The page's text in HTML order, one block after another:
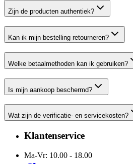
Zijn de producten authentiek?
Kan ik mijn bestelling retourneren?
Welke betaalmethoden kan ik gebruiken?
Is mijn aankoop beschermd?
Wat zijn de verificatie- en servicekosten?
Klantenservice
Ma-Vr: 10.00 - 18.00